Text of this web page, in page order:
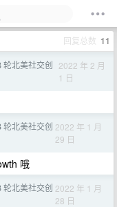
回复总数 11
轮北美社交创 2022 年 2 月
1 日
轮北美社交创 2022 年 1 月
29 日
哦
轮北美社交创 2022 年 1 月
28 日